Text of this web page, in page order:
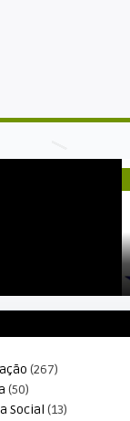
o
(267)
(50)
Social (13)